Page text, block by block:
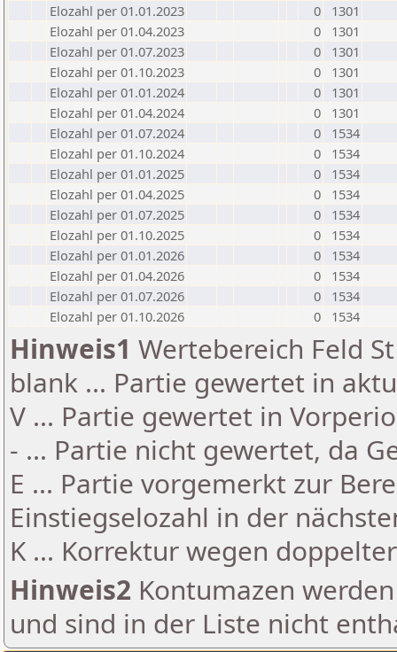
Elozahl per 01.01.2023
0
1301
Elozahl per 01.04.2023
0
1301
Elozahl per 01.07.2023
0
1301
Elozahl per 01.10.2023
0
1301
Elozahl per 01.01.2024
0
1301
Elozahl per 01.04.2024
0
1301
Elozahl per 01.07.2024
0
1534
Elozahl per 01.10.2024
0
1534
Elozahl per 01.01.2025
0
1534
Elozahl per 01.04.2025
0
1534
Elozahl per 01.07.2025
0
1534
Elozahl per 01.10.2025
0
1534
Elozahl per 01.01.2026
0
1534
Elozahl per 01.04.2026
0
1534
Elozahl per 01.07.2026
0
1534
Elozahl per 01.10.2026
0 1534
Hinweis1 Wertebereich Feld
blank ... Partie gewertet in
V ... Partie gewertet in
- ... Partie nicht gewertet, da
E ... Partie vorgemerkt zur
Einstiegselozahl in der
K ... Korrektur wegen
Hinweis2 Kontumazen
und sind in der Liste nicht